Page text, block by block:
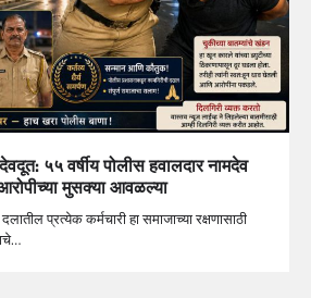
५५ वर्षीय पोलीस हवालदार नामदेव
मुसक्या आवळल्या
प्रत्येक कर्मचारी हा समाजाच्या रक्षणासाठी